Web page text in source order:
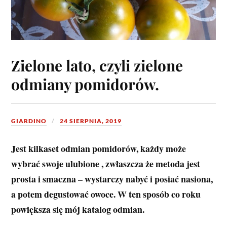
Zielone lato, czyli zielone
odmiany pomidorów.
GIARDINO 24 SIERPNIA, 2019
Jest kilkaset odmian pomidorów, każdy może
wybrać swoje ulubione , zwłaszcza że metoda jest
prosta i smaczna – wystarczy nabyć i posiać nasiona,
a potem degustować owoce. W ten sposób co roku
powiększa się mój katalog odmian.